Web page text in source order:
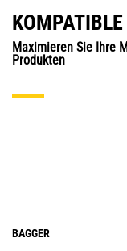
Maximieren Sie Ihre
Produkten
BAGGER